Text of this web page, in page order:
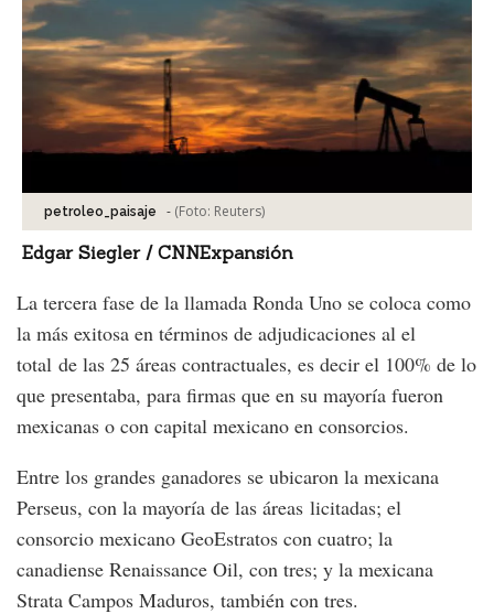
petroleo_paisaje - (Foto: Reuters)
Edgar Siegler / CNNExpansión
La tercera fase de la llamada Ronda Uno se coloca como
la más exitosa en términos de adjudicaciones al el
total de las 25 áreas contractuales, es decir el 100% de lo
que presentaba, para firmas que en su mayoría fueron
mexicanas o con capital mexicano en consorcios.
Entre los grandes ganadores se ubicaron la mexicana
Perseus, con la mayoría de las áreas licitadas; el
consorcio mexicano GeoEstratos con cuatro; la
canadiense Renaissance Oil, con tres; y la mexicana
Strata Campos Maduros, también con tres.